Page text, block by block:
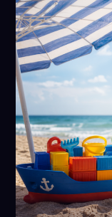
בע"מ